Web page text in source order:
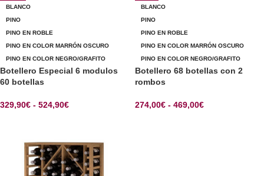
BLANCO
PINO
PINO EN ROBLE
PINO EN COLOR MARRÓN OSCURO
PINO EN COLOR NEGRO/GRAFITO
Botellero Especial 6 modulos
60 botellas
329,90€ - 524,90€
BLANCO
PINO
PINO EN ROBLE
PINO EN COLOR MARRÓN OSCURO
PINO EN COLOR NEGRO/GRAFITO
Botellero 68 botellas con 2
rombos
274,00€ - 469,00€